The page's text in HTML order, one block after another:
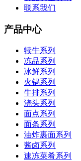
联系我们
产品中心
犊牛系列
冻品系列
冰鲜系列
火锅系列
牛排系列
浇头系列
面点系列
面条系列
油炸裹面系列
酱卤系列
速冻菜肴系列